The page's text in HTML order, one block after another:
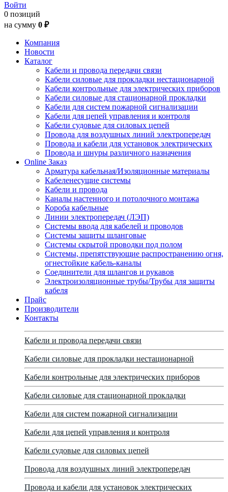
Войти
0 позиций
на сумму 0 ₽
Компания
Новости
Каталог
Кабели и провода передачи связи
Кабели силовые для прокладки нестационарной
Кабели контрольные для электрических приборов
Кабели силовые для стационарной прокладки
Кабели для систем пожарной сигнализации
Кабели для цепей управления и контроля
Кабели судовые для силовых цепей
Провода для воздушных линий электропередач
Провода и кабели для установок электрических
Провода и шнуры различного назначения
Online Заказ
Арматура кабельная/Изоляционные материалы
Кабеленесущие системы
Кабели и провода
Каналы настенного и потолочного монтажа
Короба кабельные
Линии электропередач (ЛЭП)
Системы ввода для кабелей и проводов
Системы защиты шланговые
Системы скрытой проводки под полом
Системы, препятствующие распространению огня,
огнестойкие кабель-каналы
Соединители для шлангов и рукавов
Электроизоляционные трубы/Трубы для защиты
кабеля
Прайс
Производители
Контакты
Кабели и провода передачи связи
Кабели силовые для прокладки нестационарной
Кабели контрольные для электрических приборов
Кабели силовые для стационарной прокладки
Кабели для систем пожарной сигнализации
Кабели для цепей управления и контроля
Кабели судовые для силовых цепей
Провода для воздушных линий электропередач
Провода и кабели для установок электрических